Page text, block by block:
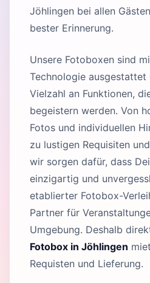
Jöhlingen bei allen
bester Erinnerung.
Unsere Fotoboxen sind
Technologie ausgestattet
Vielzahl an Funktionen,
begeistern werden. Von
Fotos und individuellen
zu lustigen Requisiten
wir sorgen dafür, dass
einzigartig und
etablierter Fotobox-
Partner für
Umgebung. Deshalb
Fotobox in Jöhlingen
Requisten und Lieferung.